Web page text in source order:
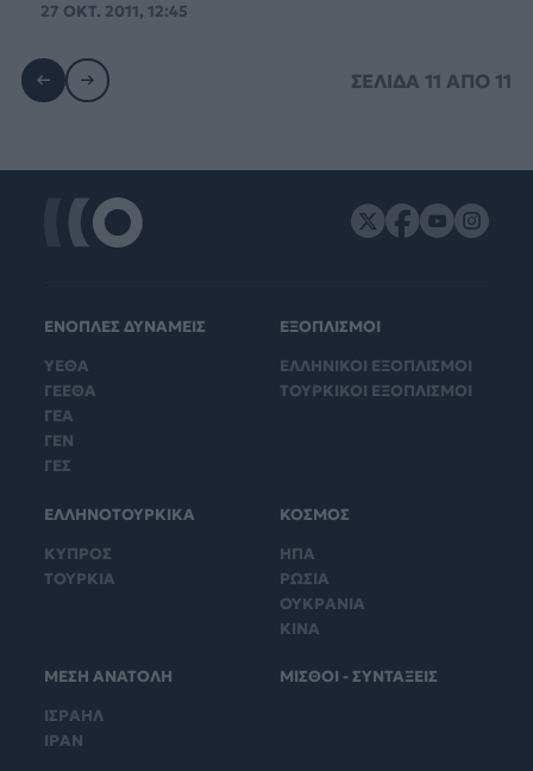
27 ΟΚΤ. 2011, 12:45
ΣΕΛΙΔΑ11 ΑΠΟ11
ΕΝΟΠΛΕΣ ΔΥΝΑΜΕΙΣ
ΥΕΘΑ
ΓΕΕΘΑ
ΓΕΑ
ΓΕΝ
ΓΕΣ
ΕΞΟΠΛΙΣΜΟΙ
ΕΛΛΗΝΙΚΟΙ ΕΞΟΠΛΙΣΜΟΙ
ΤΟΥΡΚΙΚΟΙ ΕΞΟΠΛΙΣΜΟΙ
ΕΛΛΗΝΟΤΟΥΡΚΙΚΑ
ΚΥΠΡΟΣ
ΤΟΥΡΚΙΑ
ΚΟΣΜΟΣ
ΗΠΑ
ΡΩΣΙΑ
ΟΥΚΡΑΝΙΑ
ΚΙΝΑ
ΜΕΣΗ ΑΝΑΤΟΛΗ
ΙΣΡΑΗΛ
ΙΡΑΝ
ΜΙΣΘΟΙ - ΣΥΝΤΑΞΕΙΣ